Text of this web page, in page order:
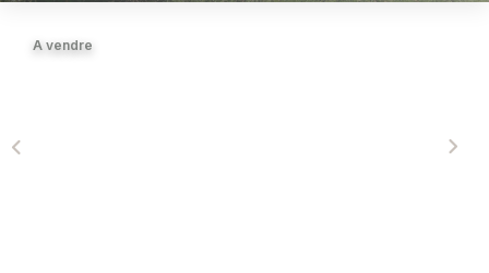
A vendre